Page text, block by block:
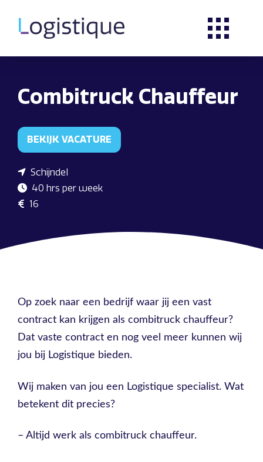
Combitruck Chauffeur
BEKIJK VACATURE
Schijndel
40 hrs per week
16
Op zoek naar een bedrijf waar jij een vast
contract kan krijgen als combitruck chauffeur?
Dat vaste contract en nog veel meer kunnen wij
jou bij Logistique bieden.
Wij maken van jou een Logistique specialist. Wat
betekent dit precies?
– Altijd werk als combitruck chauffeur.